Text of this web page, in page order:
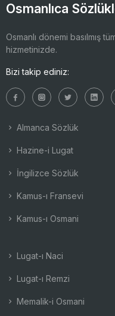
Osmanlıca
Osmanlı dönemi basılmış
hizmetinizde.
Bizi takip ediniz:
Almanca Sözlük
Hazine-i Lugat
İngilizce Sözlük
Kamus-ı Fransevi
Kamus-ı Osmani
Lugat-ı Naci
Lugat-ı Remzi
Memalik-i Osmani